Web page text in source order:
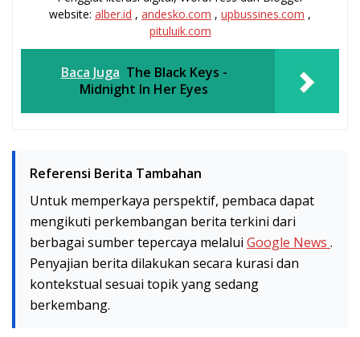
website: alber.id , andesko.com , upbussines.com ,
pituluik.com
Baca Juga The Black Keys -
Midnight In Her Eyes
Referensi Berita Tambahan
Untuk memperkaya perspektif, pembaca dapat
mengikuti perkembangan berita terkini dari
berbagai sumber tepercaya melalui Google News .
Penyajian berita dilakukan secara kurasi dan
kontekstual sesuai topik yang sedang
berkembang.